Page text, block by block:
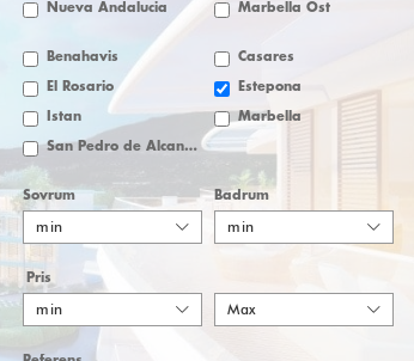
Nueva Andalucia Marbella Öst
Benahavis Casares
El Rosario Estepona
Istan Marbella
San Pedro de Alcantara
Sovrum
min
Badrum
min
Pris
min Max